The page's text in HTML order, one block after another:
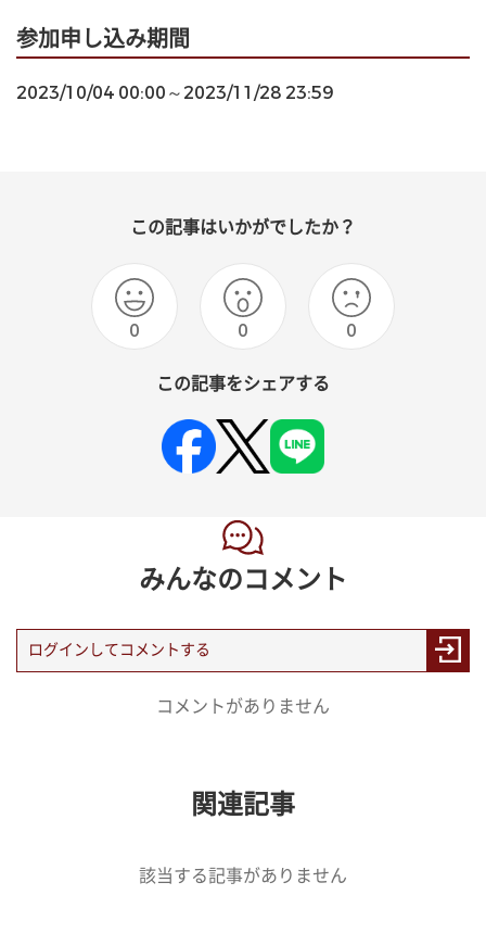
参加申し込み期間
2023/10/04 00:00～2023/11/28 23:59
この記事はいかがでしたか？
0 0 0
この記事をシェアする
みんなのコメント
コメントがありません
関連記事
該当する記事がありません